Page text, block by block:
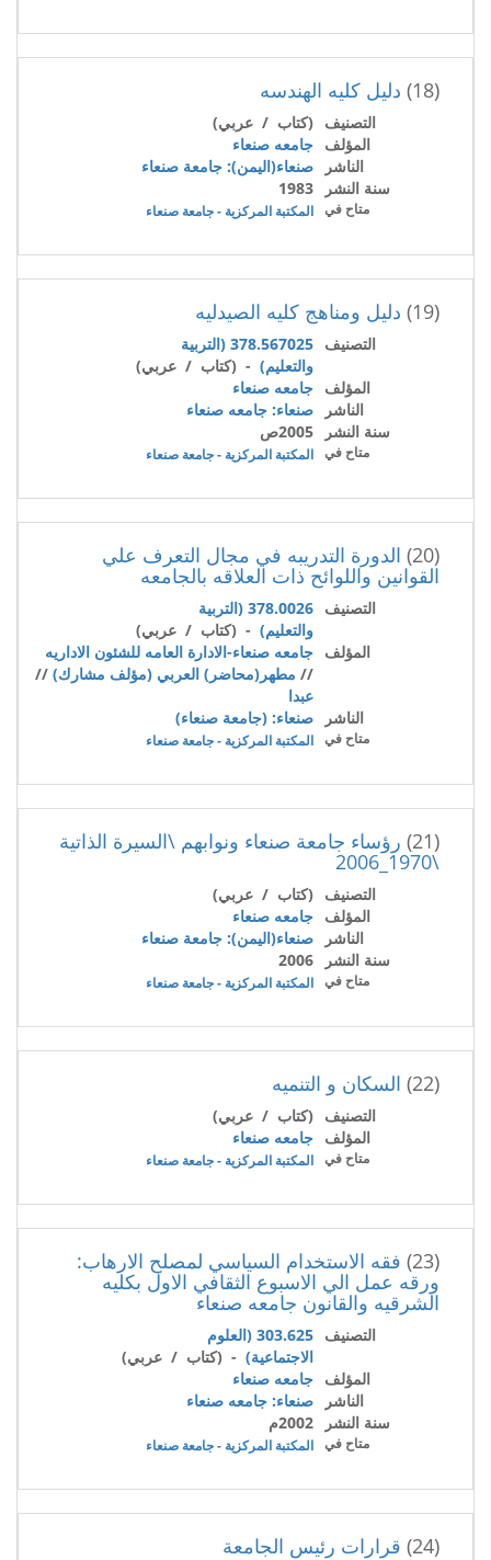
(18) دليل كليه الهندسه
التصنيف
(كتاب / عربي)
المؤلف جامعه صنعاء
الناشر
صنعاء(اليمن): جامعة صنعاء
سنة النشر
1983
متاح في المكتبة المركزية - جامعة صنعاء
(19) دليل ومناهج كليه الصيدليه
التصنيف
378.567025 (التربية
والتعليم) - (كتاب / عربي)
المؤلف جامعه صنعاء
الناشر
صنعاء: جامعه صنعاء
سنة النشر
2005ص
متاح في المكتبة المركزية - جامعة صنعاء
(20) الدورة التدريبه في مجال التعرف علي
القوانين واللوائح ذات العلاقه بالجامعه
التصنيف
378.0026 (التربية
والتعليم) - (كتاب / عربي)
المؤلف جامعه صنعاء-الادارة العامه للشئون الاداريه
// مطهر(محاضر) العربي (مؤلف مشارك) //
عبدا
الناشر
صنعاء: (جامعة صنعاء)
متاح في المكتبة المركزية - جامعة صنعاء
(21) رؤساء جامعة صنعاء ونوابهم \السيرة الذاتية
\1970_2006
التصنيف
(كتاب / عربي)
المؤلف جامعه صنعاء
الناشر
صنعاء(اليمن): جامعة صنعاء
سنة النشر
2006
متاح في المكتبة المركزية - جامعة صنعاء
(22) السكان و التنميه
التصنيف
(كتاب / عربي)
المؤلف جامعه صنعاء
متاح في المكتبة المركزية - جامعة صنعاء
(23) فقه الاستخدام السياسي لمصلح الارهاب:
ورقه عمل الي الاسبوع الثقافي الاول بكليه
الشرقيه والقانون جامعه صنعاء
التصنيف
303.625 (العلوم
الاجتماعية) - (كتاب / عربي)
المؤلف جامعه صنعاء
الناشر
صنعاء: جامعه صنعاء
سنة النشر
2002م
متاح في المكتبة المركزية - جامعة صنعاء
(24) قرارات رئيس الجامعة